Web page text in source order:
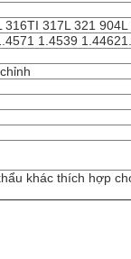
317L 321 904L
1.4539
khác thích hợp